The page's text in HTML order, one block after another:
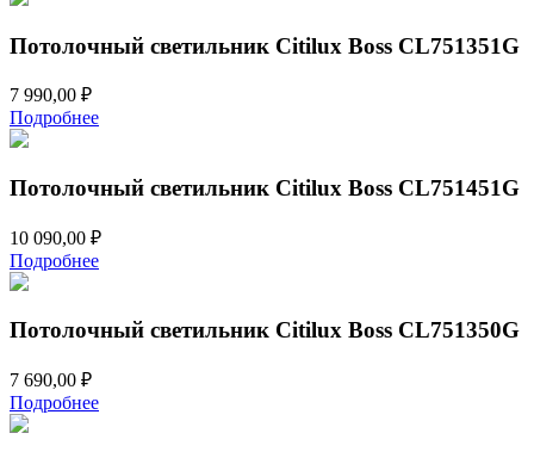
Потолочный светильник Citilux Boss CL751351G
7 990,00 ₽
Подробнее
Потолочный светильник Citilux Boss CL751451G
10 090,00 ₽
Подробнее
Потолочный светильник Citilux Boss CL751350G
7 690,00 ₽
Подробнее